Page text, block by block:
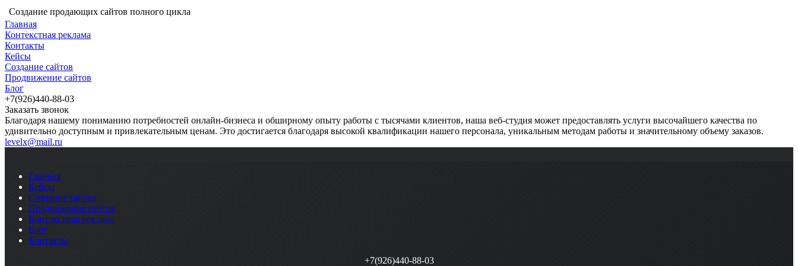
Создание продающих сайтов полного цикла
Главная
Контекстная реклама
Контакты
Кейсы
Создание сайтов
Продвижение сайтов
Блог
+7(926)440-88-03
Заказать звонок
Благодаря нашему пониманию потребностей онлайн-бизнеса и обширному опыту работы с тысячами клиентов, наша веб-студия может предоставлять услуги высочайшего качества по
удивительно доступным и привлекательным ценам. Это достигается благодаря высокой квалификации нашего персонала, уникальным методам работы и значительному объему заказов.
levelx@mail.ru
Главная
Кейсы
Создание сайтов
Продвижение сайтов
Контекстная реклама
Блог
Контакты
+7(926)440-88-03